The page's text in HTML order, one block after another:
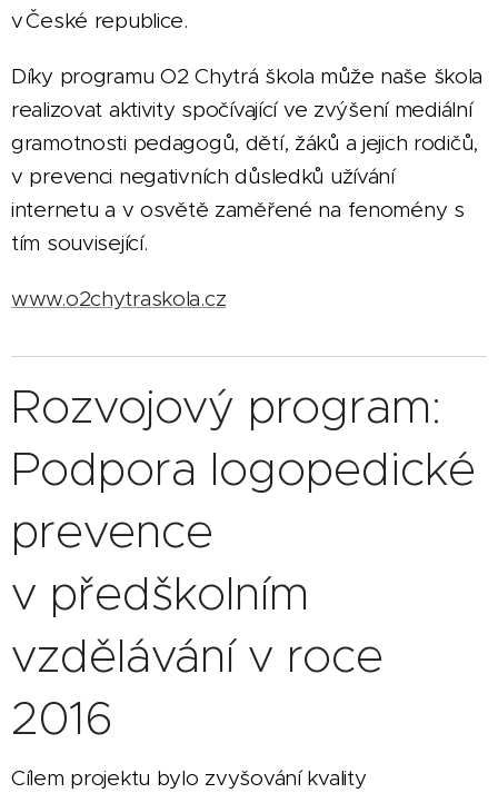
v České republice.
Díky programu O2 Chytrá škola může naše škola
realizovat aktivity spočívající ve zvýšení mediální
gramotnosti pedagogů, dětí, žáků a jejich rodičů,
v prevenci negativních důsledků užívání
internetu a v osvětě zaměřené na fenomény s
tím související.
www.o2chytraskola.cz
Rozvojový program:
Podpora logopedické
prevence
v předškolním
vzdělávání v roce
2016
Cílem projektu bylo zvyšování kvality